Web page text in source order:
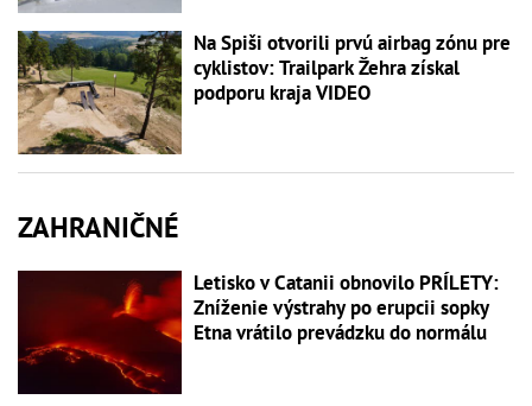
Na Spiši otvorili prvú airbag zónu pre
cyklistov: Trailpark Žehra získal
podporu kraja VIDEO
ZAHRANIČNÉ
Letisko v Catanii obnovilo PRÍLETY:
Zníženie výstrahy po erupcii sopky
Etna vrátilo prevádzku do normálu